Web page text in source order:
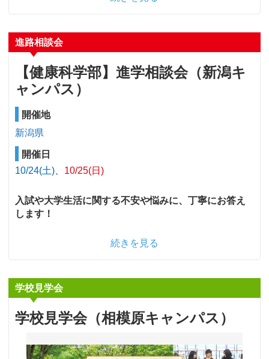
進路相談会
【健康科学部】進学相談会（新潟キ
ャンパス）
開催地
新潟県
開催日
10/24(土)
10/25(日)
入試や大学生活に関する不安や悩みに、丁寧にお答え
します！
続きを見る
学校見学会
学校見学会（相模原キャンパス）